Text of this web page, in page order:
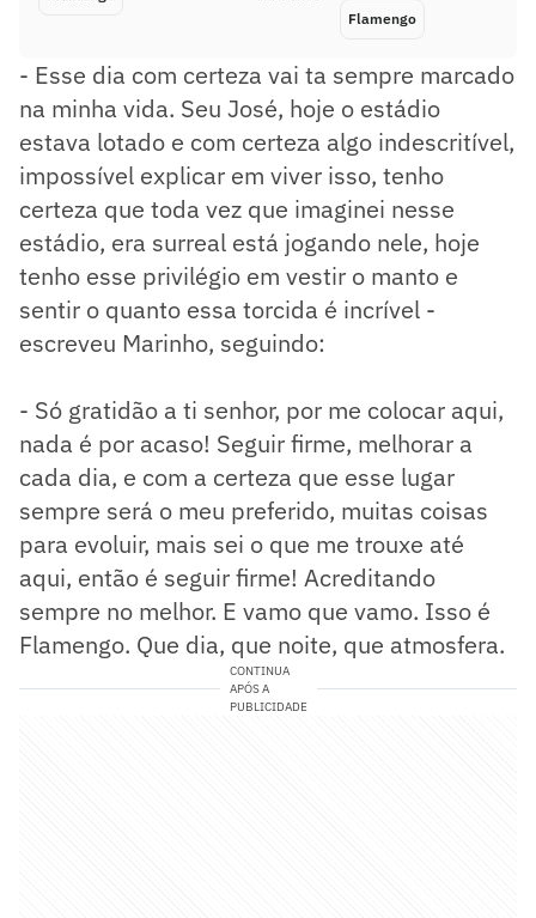
Flamengo
- Esse dia com certeza vai ta sempre marcado
na minha vida. Seu José, hoje o estádio
estava lotado e com certeza algo indescritível,
impossível explicar em viver isso, tenho
certeza que toda vez que imaginei nesse
estádio, era surreal está jogando nele, hoje
tenho esse privilégio em vestir o manto e
sentir o quanto essa torcida é incrível -
escreveu Marinho, seguindo:
- Só gratidão a ti senhor, por me colocar aqui,
nada é por acaso! Seguir firme, melhorar a
cada dia, e com a certeza que esse lugar
sempre será o meu preferido, muitas coisas
para evoluir, mais sei o que me trouxe até
aqui, então é seguir firme! Acreditando
sempre no melhor. E vamo que vamo. Isso é
Flamengo. Que dia, que noite, que atmosfera.
CONTINUA
APÓS A
PUBLICIDADE